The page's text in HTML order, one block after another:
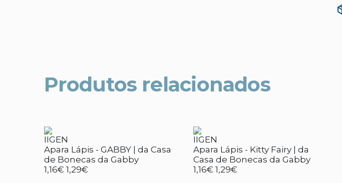
Produtos relacionados
IIGEN
Apara Lápis - GABBY | da Casa
de Bonecas da Gabby
1,16€ 1,29€
IIGEN
Apara Lápis - Kitty Fairy | da
Casa de Bonecas da Gabby
1,16€ 1,29€